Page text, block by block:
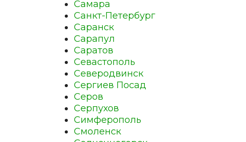
Самара
Санкт-Петербург
Саранск
Сарапул
Саратов
Севастополь
Северодвинск
Сергиев Посад
Серов
Серпухов
Симферополь
Смоленск